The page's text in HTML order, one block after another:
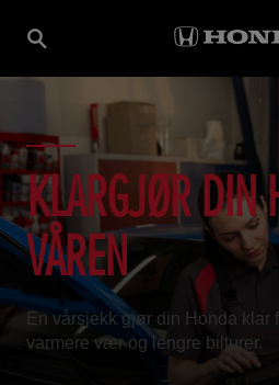
KLARGJØR DIN
VÅREN
En vårsjekk gjør din Honda klar
varmere vær og lengre bilturer.